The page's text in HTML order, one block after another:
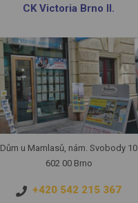
CK Victoria Brno II.
Dům u Mamlasů, nám. Svobody 10
602 00 Brno
+420 542 215 367